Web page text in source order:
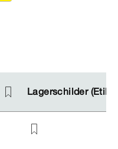
Lagerschilder
Lagerschilder